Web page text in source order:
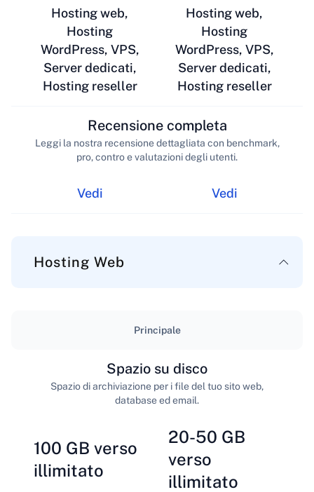
Hosting web,
Hosting
WordPress, VPS,
Server dedicati,
Hosting reseller
Hosting web,
Hosting
WordPress, VPS,
Server dedicati,
Hosting reseller
Vedi
Recensione completa
Leggi la nostra recensione dettagliata con benchmark,
pro, contro e valutazioni degli utenti.
Vedi
Hosting Web
Principale
100 GB verso
illimitato
Spazio su disco
Spazio di archiviazione per i file del tuo sito web,
database ed email.
20-50 GB
verso
illimitato